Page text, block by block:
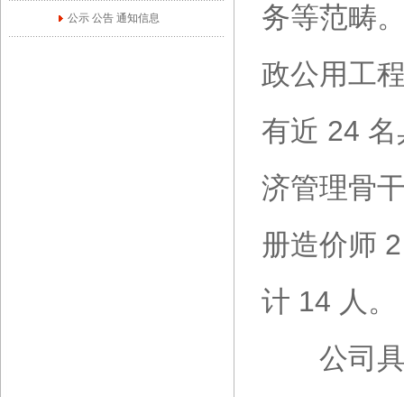
公示 公告 通知信息
务等范畴
政公用工
有近 24
济管理骨
册造价师
计 14 人。
公司具